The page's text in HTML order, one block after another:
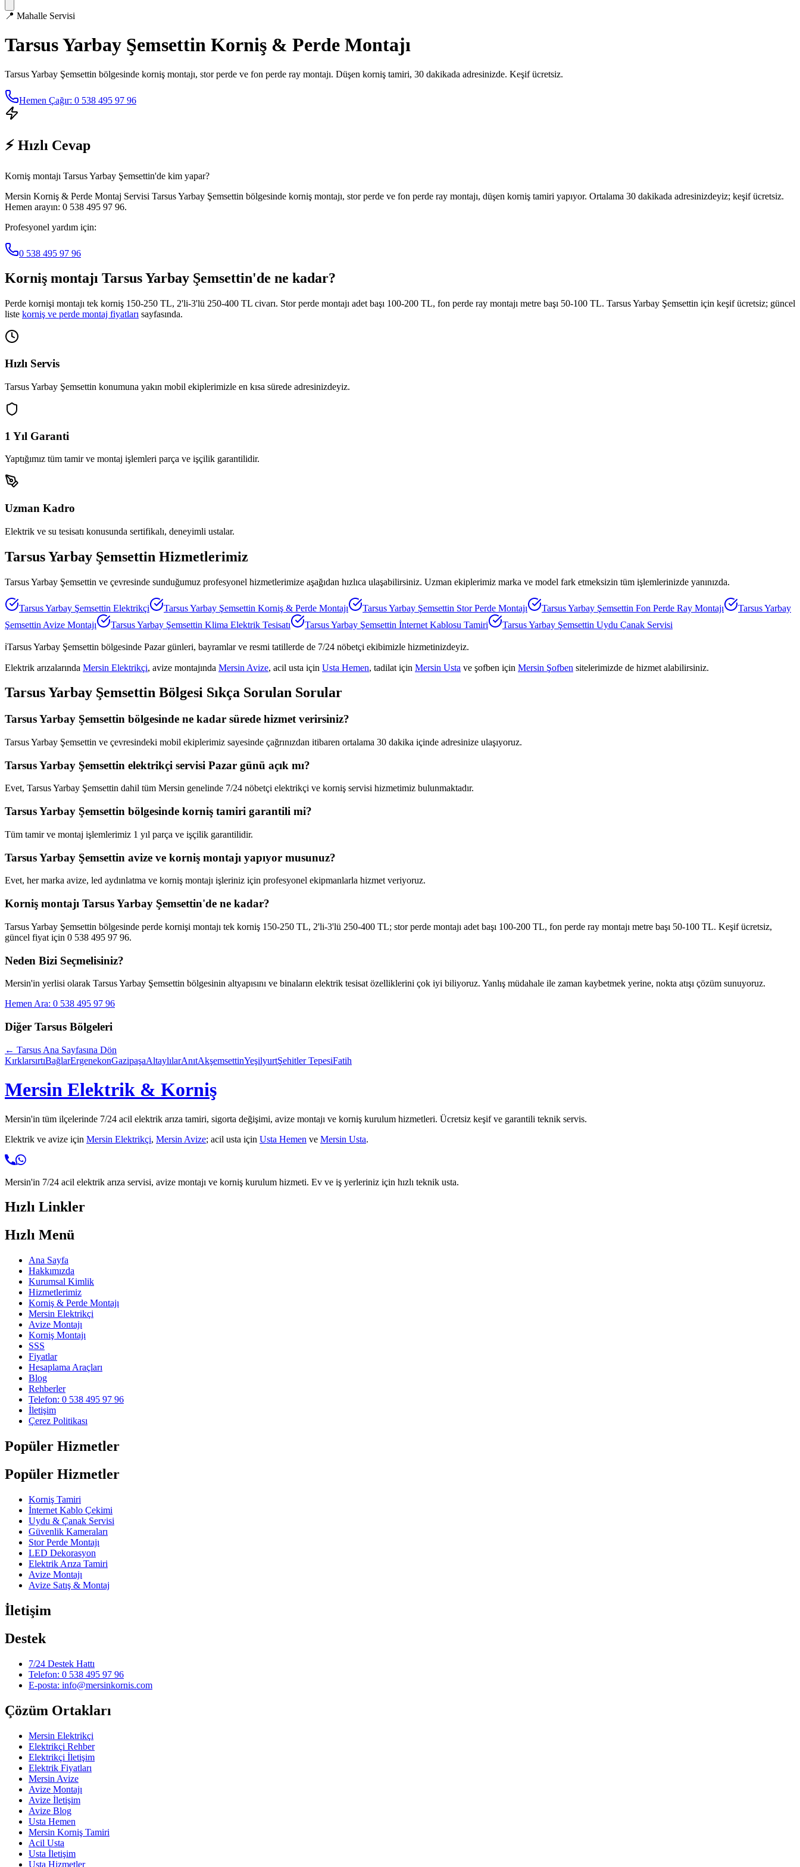
📍 Mahalle Servisi
Tarsus Yarbay Şemsettin Korniş & Perde Montajı
Tarsus Yarbay Şemsettin bölgesinde korniş montajı, stor perde ve fon perde ray montajı. Düşen korniş tamiri, 30 dakikada adresinizde. Keşif ücretsiz.
Hemen Çağır: 0 538 495 97 96
⚡ Hızlı Cevap
Korniş montajı Tarsus Yarbay Şemsettin'de kim yapar?
Mersin Korniş & Perde Montaj Servisi Tarsus Yarbay Şemsettin bölgesinde korniş montajı, stor perde ve fon perde ray montajı, düşen korniş tamiri yapıyor. Ortalama 30 dakikada adresinizdeyiz; keşif ücretsiz.
Hemen arayın: 0 538 495 97 96.
Profesyonel yardım için:
0 538 495 97 96
Korniş montajı Tarsus Yarbay Şemsettin'de ne kadar?
Perde kornişi montajı tek korniş 150-250 TL, 2'li-3'lü 250-400 TL civarı. Stor perde montajı adet başı 100-200 TL, fon perde ray montajı metre başı 50-100 TL. Tarsus Yarbay Şemsettin için keşif ücretsiz; güncel
liste korniş ve perde montaj fiyatları sayfasında.
Hızlı Servis
Tarsus Yarbay Şemsettin konumuna yakın mobil ekiplerimizle en kısa sürede adresinizdeyiz.
1 Yıl Garanti
Yaptığımız tüm tamir ve montaj işlemleri parça ve işçilik garantilidir.
Uzman Kadro
Elektrik ve su tesisatı konusunda sertifikalı, deneyimli ustalar.
Tarsus Yarbay Şemsettin Hizmetlerimiz
Tarsus Yarbay Şemsettin ve çevresinde sunduğumuz profesyonel hizmetlerimize aşağıdan hızlıca ulaşabilirsiniz. Uzman ekiplerimiz marka ve model fark etmeksizin tüm işlemlerinizde yanınızda.
Tarsus Yarbay Şemsettin Elektrikçi Tarsus Yarbay Şemsettin Korniş & Perde Montajı Tarsus Yarbay Şemsettin Stor Perde Montajı Tarsus Yarbay Şemsettin Fon Perde Ray Montajı
Tarsus Yarbay
Şemsettin Avize Montajı Tarsus Yarbay Şemsettin Klima Elektrik Tesisatı Tarsus Yarbay Şemsettin İnternet Kablosu Tamiri Tarsus Yarbay Şemsettin Uydu Çanak Servisi
ℹ️Tarsus Yarbay Şemsettin bölgesinde Pazar günleri, bayramlar ve resmi tatillerde de 7/24 nöbetçi ekibimizle hizmetinizdeyiz.
Elektrik arızalarında Mersin Elektrikçi, avize montajında Mersin Avize, acil usta için Usta Hemen, tadilat için Mersin Usta ve şofben için Mersin Şofben sitelerimizde de hizmet alabilirsiniz.
Tarsus Yarbay Şemsettin Bölgesi Sıkça Sorulan Sorular
Tarsus Yarbay Şemsettin bölgesinde ne kadar sürede hizmet verirsiniz?
Tarsus Yarbay Şemsettin ve çevresindeki mobil ekiplerimiz sayesinde çağrınızdan itibaren ortalama 30 dakika içinde adresinize ulaşıyoruz.
Tarsus Yarbay Şemsettin elektrikçi servisi Pazar günü açık mı?
Evet, Tarsus Yarbay Şemsettin dahil tüm Mersin genelinde 7/24 nöbetçi elektrikçi ve korniş servisi hizmetimiz bulunmaktadır.
Tarsus Yarbay Şemsettin bölgesinde korniş tamiri garantili mi?
Tüm tamir ve montaj işlemlerimiz 1 yıl parça ve işçilik garantilidir.
Tarsus Yarbay Şemsettin avize ve korniş montajı yapıyor musunuz?
Evet, her marka avize, led aydınlatma ve korniş montajı işleriniz için profesyonel ekipmanlarla hizmet veriyoruz.
Korniş montajı Tarsus Yarbay Şemsettin'de ne kadar?
Tarsus Yarbay Şemsettin bölgesinde perde kornişi montajı tek korniş 150-250 TL, 2'li-3'lü 250-400 TL; stor perde montajı adet başı 100-200 TL, fon perde ray montajı metre başı 50-100 TL. Keşif ücretsiz,
güncel fiyat için 0 538 495 97 96.
Neden Bizi Seçmelisiniz?
Mersin'in yerlisi olarak Tarsus Yarbay Şemsettin bölgesinin altyapısını ve binaların elektrik tesisat özelliklerini çok iyi biliyoruz. Yanlış müdahale ile zaman kaybetmek yerine, nokta atışı çözüm sunuyoruz.
Hemen Ara: 0 538 495 97 96
Diğer Tarsus Bölgeleri
← Tarsus Ana Sayfasına Dön
KırklarsırtıBağlarErgenekonGazipaşaAltaylılarAnıtAkşemsettinYeşilyurtŞehitler TepesiFatih
Mersin Elektrik & Korniş
Mersin'in tüm ilçelerinde 7/24 acil elektrik arıza tamiri, sigorta değişimi, avize montajı ve korniş kurulum hizmetleri. Ücretsiz keşif ve garantili teknik servis.
Elektrik ve avize için Mersin Elektrikçi, Mersin Avize; acil usta için Usta Hemen ve Mersin Usta.
Mersin'in 7/24 acil elektrik arıza servisi, avize montajı ve korniş kurulum hizmeti. Ev ve iş yerleriniz için hızlı teknik usta.
Hızlı Linkler
Hızlı Menü
Ana Sayfa
Hakkımızda
Kurumsal Kimlik
Hizmetlerimiz
Korniş & Perde Montajı
Mersin Elektrikçi
Avize Montajı
Korniş Montajı
SSS
Fiyatlar
Hesaplama Araçları
Blog
Rehberler
Telefon: 0 538 495 97 96
İletişim
Çerez Politikası
Popüler Hizmetler
Popüler Hizmetler
Korniş Tamiri
İnternet Kablo Çekimi
Uydu & Çanak Servisi
Güvenlik Kameraları
Stor Perde Montajı
LED Dekorasyon
Elektrik Arıza Tamiri
Avize Montajı
Avize Satış & Montaj
İletişim
Destek
7/24 Destek Hattı
Telefon: 0 538 495 97 96
E-posta: info@mersinkornis.com
Çözüm Ortakları
Mersin Elektrikçi
Elektrikçi Rehber
Elektrikçi İletişim
Elektrik Fiyatları
Mersin Avize
Avize Montajı
Avize İletişim
Avize Blog
Usta Hemen
Mersin Korniş Tamiri
Acil Usta
Usta İletişim
Usta Hizmetler